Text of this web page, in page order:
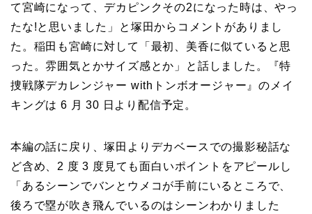
て宮崎になって、デカピンクその2になった時は、やっ
たな!と思いました」と塚田からコメントがありまし
た。稲田も宮崎に対して「最初、美香に似ていると思
った。雰囲気とかサイズ感とか」と話しました。『特
捜戦隊デカレンジャー withトンボオージャー』のメイ
キングは 6 月 30 日より配信予定。
本編の話に戻り、塚田よりデカベースでの撮影秘話な
ど含め、2 度 3 度見ても面白いポイントをアピールし
「あるシーンでバンとウメコが手前にいるところで、
後ろで塁が吹き飛んでいるのはシーンわかりました